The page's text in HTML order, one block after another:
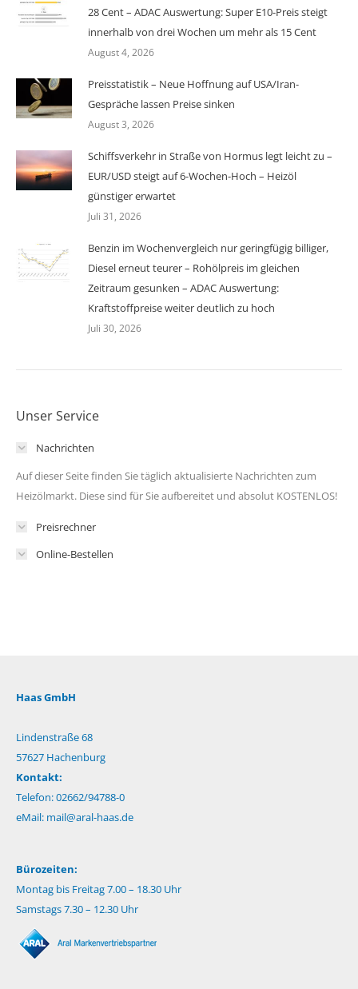
28 Cent – ADAC Auswertung: Super E10-Preis steigt
innerhalb von drei Wochen um mehr als 15 Cent
August 4, 2026
Preisstatistik – Neue Hoffnung auf USA/Iran-
Gespräche lassen Preise sinken
August 3, 2026
Schiffsverkehr in Straße von Hormus legt leicht zu –
EUR/USD steigt auf 6-Wochen-Hoch – Heizöl
günstiger erwartet
Juli 31, 2026
Benzin im Wochenvergleich nur geringfügig billiger,
Diesel erneut teurer – Rohölpreis im gleichen
Zeitraum gesunken – ADAC Auswertung:
Kraftstoffpreise weiter deutlich zu hoch
Juli 30, 2026
Unser Service
Nachrichten
Auf dieser Seite finden Sie täglich aktualisierte Nachrichten zum
Heizölmarkt. Diese sind für Sie aufbereitet und absolut KOSTENLOS!
Preisrechner
Online-Bestellen
Haas GmbH
Lindenstraße 68
57627 Hachenburg
Kontakt:
Telefon: 02662/94788-0
eMail: mail@aral-haas.de
Bürozeiten:
Montag bis Freitag 7.00 – 18.30 Uhr
Samstags 7.30 – 12.30 Uhr